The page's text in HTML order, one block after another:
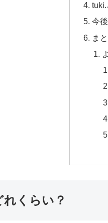
今
ま
くらい？